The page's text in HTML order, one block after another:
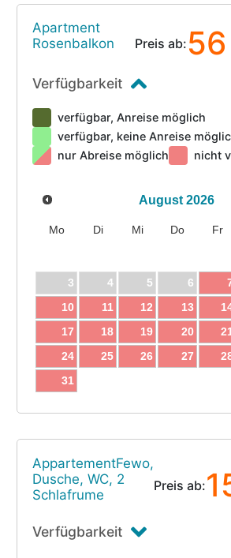
Apartment
Rosenbalkon
Preis ab:
Verfügbarkeit
verfügbar, Anreise möglich
verfügbar, keine Anreise
nur Abreise möglich
nicht
August 2026
Mo Di Mi Do Fr
3
4 5 6
10
11 12 13
17
18 19 20
24
25 26 27
31
AppartementFewo,
Dusche, WC, 2
Schlafrume
Preis ab:
Verfügbarkeit